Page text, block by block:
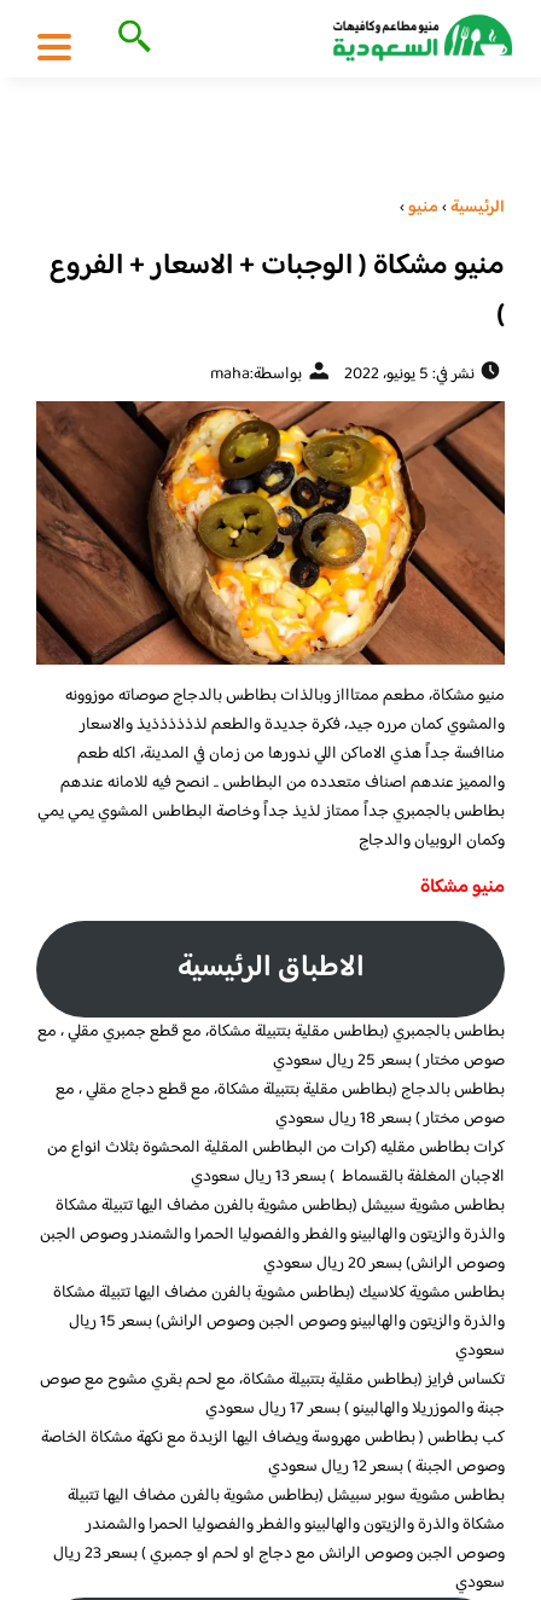
الرئيسية›منيو›
منيو مشكاة ( الوجبات + الاسعار + الفروع
)
نشر في: 5 يونيو، 2022 بواسطة:maha
منيو مشكاة،مطعم ممتاااز وبالذات بطاطس بالدجاج صوصاته موزوونه
والمشوي كمان مرره جيد،فكرة جديدة والطعم لذذذذذذيذ والاسعار
مناافسة جداً هذي الاماكن اللي ندورها من زمان في المدينة، اكله طعم
والمميز عندهم اصناف متعدده من البطاطس .. انصح فيه للامانه عندهم
بطاطس بالجمبري جداً ممتاز لذيذ جداً وخاصة البطاطس المشوي يمي يمي
وكمان الروبيان والدجاج
منيو مشكاة
الاطباق الرئيسية
بطاطس بالجمبري (بطاطس مقلية بتتبيلة مشكاة، مع قطع جمبري مقلي ، مع
صوص مختار ) بسعر 25 ريال سعودي
بطاطس بالدجاج (بطاطس مقلية بتتبيلة مشكاة، مع قطع دجاج مقلي ، مع
صوص مختار ) بسعر 18 ريال سعودي
كرات بطاطس مقليه (كرات من البطاطس المقلية المحشوة بثلاث انواع من
الاجبان المغلفة بالقسماط ) بسعر 13 ريال سعودي
بطاطس مشوية سبيشل (بطاطس مشوية بالفرن مضاف اليها تتبيلة مشكاة
والذرة والزيتون والهالبينو والفطر والفصوليا الحمرا والشمندر وصوص الجبن
وصوص الرانش) بسعر 20 ريال سعودي
بطاطس مشوية كلاسيك (بطاطس مشوية بالفرن مضاف اليها تتبيلة مشكاة
والذرة والزيتون والهالبينو وصوص الجبن وصوص الرانش) بسعر 15 ريال
سعودي
تكساس فرايز (بطاطس مقلية بتتبيلة مشكاة، مع لحم بقري مشوح مع صوص
جبنة والموزريلا والهالبينو ) بسعر 17 ريال سعودي
كب بطاطس ( بطاطس مهروسة ويضاف اليها الزبدة مع نكهة مشكاة الخاصة
وصوص الجبنة ) بسعر 12 ريال سعودي
بطاطس مشوية سوبر سبيشل (بطاطس مشوية بالفرن مضاف اليها تتبيلة
مشكاة والذرة والزيتون والهالبينو والفطر والفصوليا الحمرا والشمندر
وصوص الجبن وصوص الرانش مع دجاج او لحم او جمبري ) بسعر 23 ريال
سعودي